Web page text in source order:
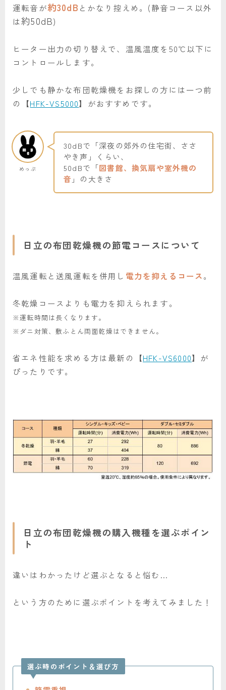
運転音が約30dB とかなり控えめ。(静音コース以外
は約50dB)
ヒーター出力の切り替えで、温風温度を50℃以下に
コントロールします。
少しでも静かな布団乾燥機をお探しの方には一つ前
の【HFK-VS5000】がおすすめです。
めっぷ
30dBで「深夜の郊外の住宅街、ささ
やき声」くらい、
50dBで「図書館、換気扇や室外機の
音 」の大きさ
日立の布団乾燥機の節電コースについて
温風運転と送風運転を併用し 電力を抑えるコース。
冬乾燥コースよりも電力を抑えられます。
※運転時間は長くなります。
※ダニ対策、敷ふとん両面乾燥はできません。
省エネ性能を求める方は最新の【HFK-VS6000】が
ぴったりです。
日立の布団乾燥機の購入機種を選ぶポイン
ト
違いはわかったけど選ぶとなると悩む…
という方のために選ぶポイントを考えてみました！
選ぶ時のポイント＆選び方